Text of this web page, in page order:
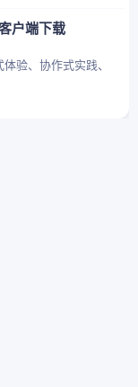
户端下载
验、协作式实践、